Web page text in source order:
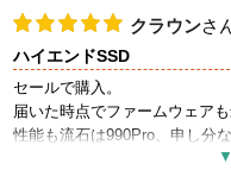
クラウンさ
ハイエンドSSD
セールで購入。
届いた時点でファームウェア
性能も流石は990Pro、申し分な